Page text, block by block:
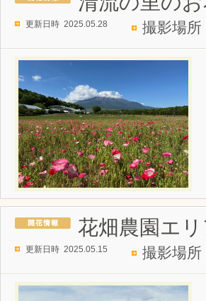
更新日時 2025.05.28 撮影場所
花畑農園エリ
更新日時 2025.05.15 撮影場所